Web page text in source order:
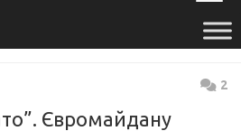
2
Євромайдану